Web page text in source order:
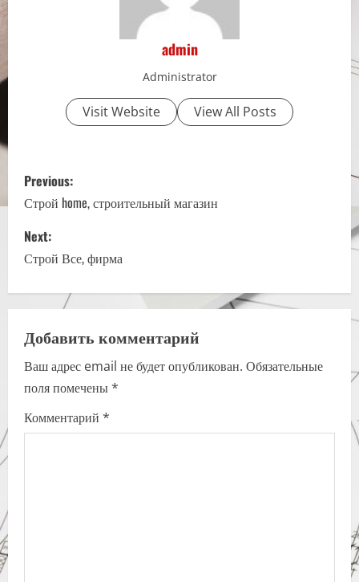
admin
Administrator
Visit Website View All Posts
P
o
s
t
a
v
i
g
Previous:
Строй home, строительный магазин
Next:
Строй Все, фирма
Добавить комментарий
Ваш адрес email не будет опубликован. Обязательные
поля помечены*
Комментарий *